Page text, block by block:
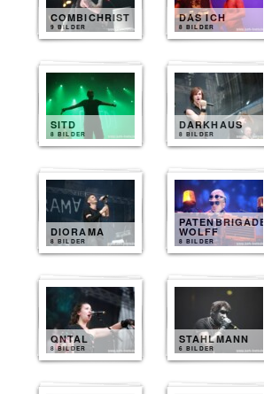
COMBICHRIST
9 BILDER
DAS ICH
8 BILDER
SITD
8 BILDER
DARKHAUS
8 BILDER
DIORAMA
8 BILDER
PATENBRIGADE
WOLFF
8 BILDER
QNTAL
8 BILDER
STAHLMANN
6 BILDER